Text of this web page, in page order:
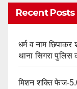
Recent Posts
धर्म व नाम छिपाकर
थाना सिगरा
मिशन शक्ति फेज-